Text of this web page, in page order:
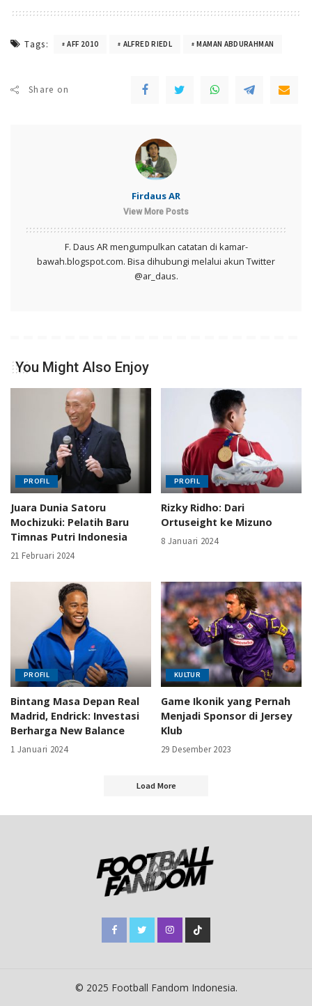
Tags: AFF 2010 ALFRED RIEDL MAMAN ABDURAHMAN
Share on
Firdaus AR
View More Posts
F. Daus AR mengumpulkan catatan di kamar-
bawah.blogspot.com. Bisa dihubungi melalui akun Twitter
@ar_daus.
You Might Also Enjoy
PROFIL
Juara Dunia Satoru
Mochizuki: Pelatih Baru
Timnas Putri Indonesia
21 Februari 2024
PROFIL
Rizky Ridho: Dari
Ortuseight ke Mizuno
8 Januari 2024
PROFIL
Bintang Masa Depan Real
Madrid, Endrick: Investasi
Berharga New Balance
1 Januari 2024
KULTUR
Game Ikonik yang Pernah
Menjadi Sponsor di Jersey
Klub
29 Desember 2023
Load More
© 2025 Football Fandom Indonesia.